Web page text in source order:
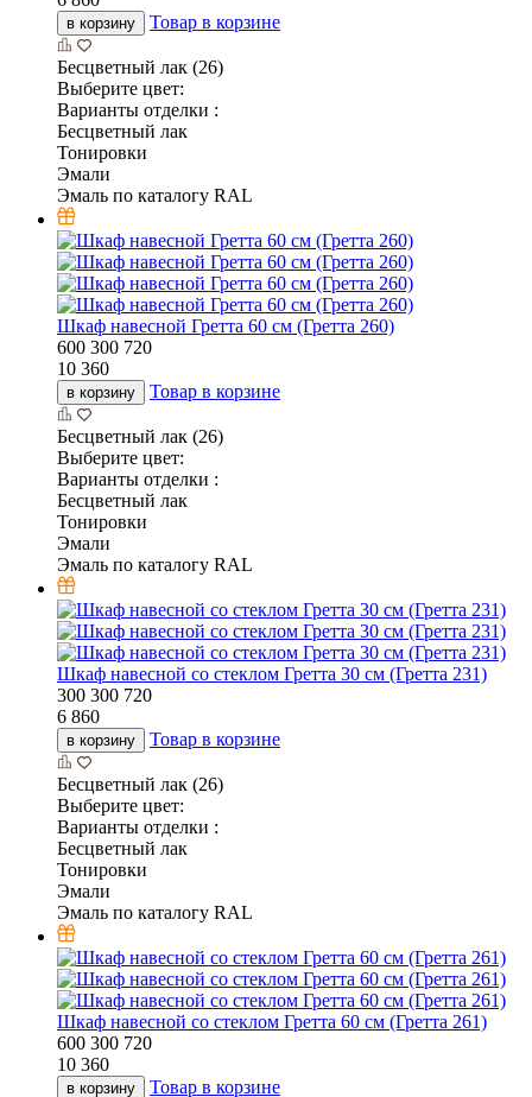
в корзину Товар в корзине
Бесцветный лак (26)
Выберите цвет:
Варианты отделки :
Бесцветный лак
Тонировки
Эмали
Эмаль по каталогу RAL
Шкаф навесной Гретта 60 см (Гретта 260)
600 300 720
10 360
в корзину Товар в корзине
Бесцветный лак (26)
Выберите цвет:
Варианты отделки :
Бесцветный лак
Тонировки
Эмали
Эмаль по каталогу RAL
Шкаф навесной со стеклом Гретта 30 см (Гретта 231)
300 300 720
6 860
в корзину Товар в корзине
Бесцветный лак (26)
Выберите цвет:
Варианты отделки :
Бесцветный лак
Тонировки
Эмали
Эмаль по каталогу RAL
Шкаф навесной со стеклом Гретта 60 см (Гретта 261)
600 300 720
10 360
в корзину Товар в корзине